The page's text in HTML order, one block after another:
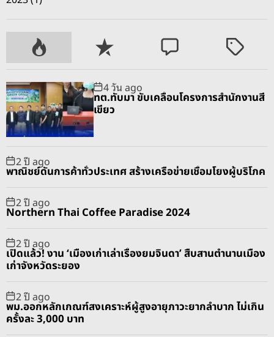
P
o
u
l
a
r
R
e
e
n
C
o
m
e
T
g
e
4 วัน ago
ทต.ทับมา ขับเคลื่อนโครงการสำนักงานสี
เขียว
2 ปี ago
พาณิชย์ดันการค้าทั่วประเทศ สร้างเครือข่ายเชื่อมโยงผู้บริโภค
2 ปี ago
Northern Thai Coffee Paradise 2024
2 ปี ago
เปิดแล้ว! งาน ‘เมืองเก่าเล่าเรื่องยมจินดา’ สืบสานตำนานเมือง
เก่าจังหวัดระยอง
2 ปี ago
พม.ออกหลักเกณฑ์สงเคราะห์ผู้สูงอายุภาวะยากลำบาก ไม่เกิน
ครั้งละ 3,000 บาท